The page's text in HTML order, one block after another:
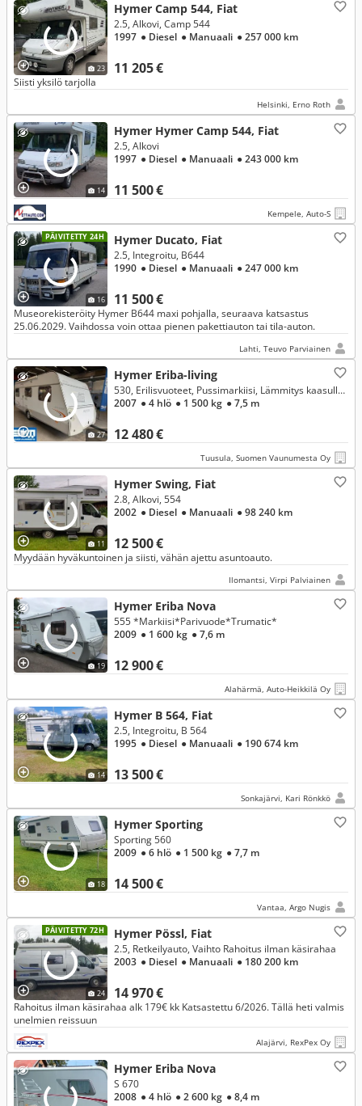
23
Hymer Camp 544, Fiat
11 205 €
2.5, Alkovi, Camp 544
1997 ● Diesel ● Manuaali ● 257 000 km
Siisti yksilö tarjolla
Helsinki, Erno Roth
14
Hymer Hymer Camp 544, Fiat
11 500 €
2.5, Alkovi
1997 ● Diesel ● Manuaali ● 243 000 km
Kempele, Auto-S
PÄIVITETTY 24H
16
Hymer Ducato, Fiat
11 500 €
2.5, Integroitu, B644
1990 ● Diesel ● Manuaali ● 247 000 km
Museorekisteröity Hymer B644 maxi pohjalla, seuraava katsastus
25.06.2029. Vaihdossa voin ottaa pienen pakettiauton tai tila-auton.
Lahti, Teuvo Parviainen
27
Hymer Eriba-living
12 480 €
530, Erilisvuoteet, Pussimarkiisi, Lämmitys kaasulla ja sähköllä, lämminvesi, laadukas vaunu Ym!
2007 ● 4 hlö ● 1 500 kg ● 7,5 m
Tuusula, Suomen Vaunumesta Oy
11
Hymer Swing, Fiat
12 500 €
2.8, Alkovi, 554
2002 ● Diesel ● Manuaali ● 98 240 km
Myydään hyväkuntoinen ja siisti, vähän ajettu asuntoauto.
Ilomantsi, Virpi Palviainen
19
Hymer Eriba Nova
12 900 €
555 *Markiisi*Parivuode*Trumatic*
2009 ● 1 600 kg ● 7,6 m
Alahärmä, Auto-Heikkilä Oy
14
Hymer B 564, Fiat
13 500 €
2.5, Integroitu, B 564
1995 ● Diesel ● Manuaali ● 190 674 km
Sonkajärvi, Kari Rönkkö
18
Hymer Sporting
14 500 €
Sporting 560
2009 ● 6 hlö ● 1 500 kg ● 7,7 m
Vantaa, Argo Nugis
PÄIVITETTY 72H
24
Hymer Pössl, Fiat
14 970 €
2.5, Retkeilyauto, Vaihto Rahoitus ilman käsirahaa
2003 ● Diesel ● Manuaali ● 180 200 km
Rahoitus ilman käsirahaa alk 179€ kk Katsastettu 6/2026. Tällä heti valmis
unelmien reissuun
Alajärvi, RexPex Oy
Hymer Eriba Nova
S 670
2008 ● 4 hlö ● 2 600 kg ● 8,4 m